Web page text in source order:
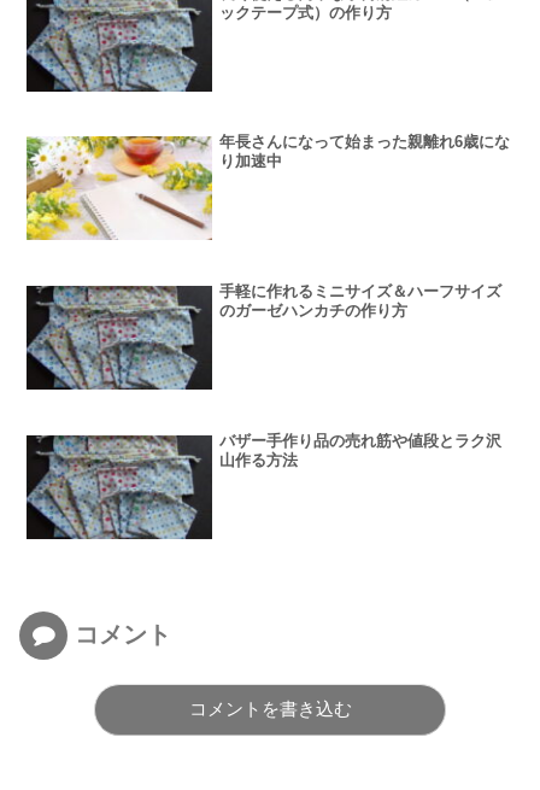
ックテープ式）の作り方
年長さんになって始まった親離れ6歳にな
り加速中
手軽に作れるミニサイズ＆ハーフサイズ
のガーゼハンカチの作り方
バザー手作り品の売れ筋や値段とラク沢
山作る方法
コメント
コメントを書き込む